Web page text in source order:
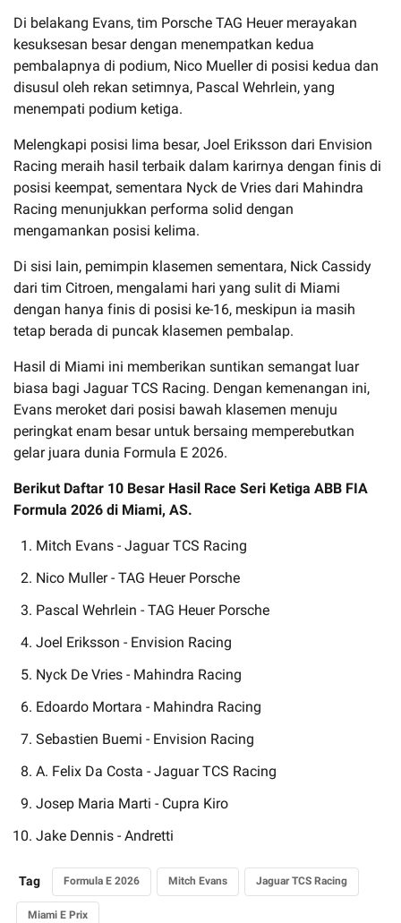
Di belakang Evans, tim Porsche TAG Heuer merayakan
kesuksesan besar dengan menempatkan kedua
pembalapnya di podium, Nico Mueller di posisi kedua dan
disusul oleh rekan setimnya, Pascal Wehrlein, yang
menempati podium ketiga.
Melengkapi posisi lima besar, Joel Eriksson dari Envision
Racing meraih hasil terbaik dalam karirnya dengan finis di
posisi keempat, sementara Nyck de Vries dari Mahindra
Racing menunjukkan performa solid dengan
mengamankan posisi kelima.
Di sisi lain, pemimpin klasemen sementara, Nick Cassidy
dari tim Citroen, mengalami hari yang sulit di Miami
dengan hanya finis di posisi ke-16, meskipun ia masih
tetap berada di puncak klasemen pembalap.
Hasil di Miami ini memberikan suntikan semangat luar
biasa bagi Jaguar TCS Racing. Dengan kemenangan ini,
Evans meroket dari posisi bawah klasemen menuju
peringkat enam besar untuk bersaing memperebutkan
gelar juara dunia Formula E 2026.
Berikut Daftar 10 Besar Hasil Race Seri Ketiga ABB FIA
Formula 2026 di Miami, AS.
Mitch Evans - Jaguar TCS Racing
Nico Muller - TAG Heuer Porsche
Pascal Wehrlein - TAG Heuer Porsche
Joel Eriksson - Envision Racing
Nyck De Vries - Mahindra Racing
Edoardo Mortara - Mahindra Racing
Sebastien Buemi - Envision Racing
A. Felix Da Costa - Jaguar TCS Racing
Josep Maria Marti - Cupra Kiro
Jake Dennis - Andretti
Tag Formula E 2026 Mitch Evans Jaguar TCS Racing
Miami E Prix